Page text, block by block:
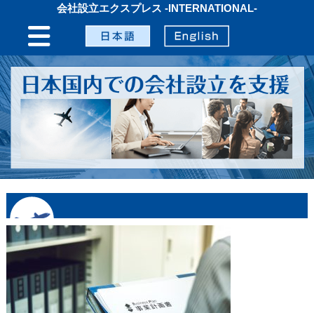
会社設立エクスプレス -INTERNATIONAL-